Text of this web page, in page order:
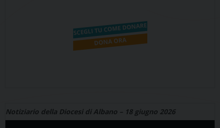
Notiziario della Diocesi di Albano – 18 giugno 2026